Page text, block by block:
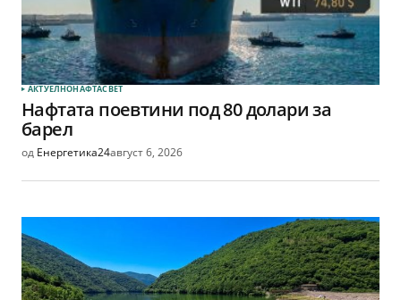
АКТУЕЛНОНАФТАСВЕТ
Нафтата поевтини под 80 долари за
барел
од Енергетика24август 6, 2026